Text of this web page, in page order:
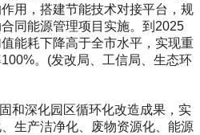
用，搭建节能技术对接平台，规
同能源管理项目实施。到2025
能耗下降高于全市水平，实现重
。(发改局、工信局、生态环
和深化园区循环化改造成果，实
生产洁净化、废物资源化、能源